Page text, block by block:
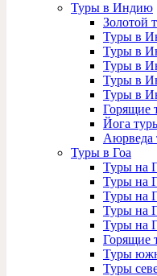
Туры в Индию
Золотой
Туры в
Туры в
Туры в
Туры в
Туры в
Горящие
Йога
Аюрведа
Туры в Гоа
Туры на
Туры на
Туры на
Туры на
Туры на
Горящие
Туры
Туры